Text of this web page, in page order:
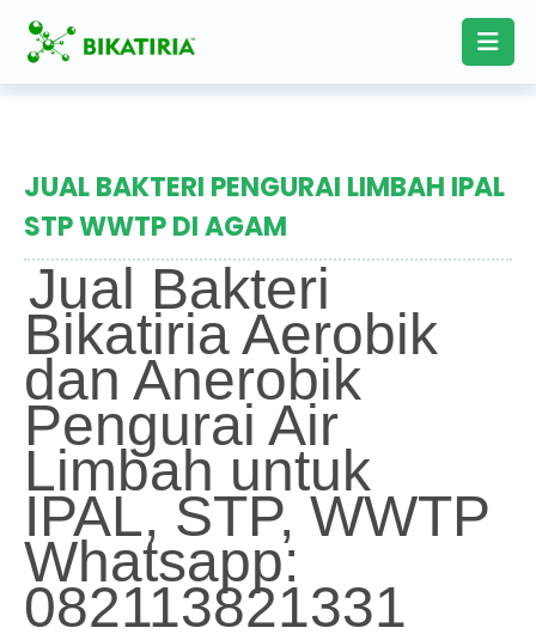
JUAL BAKTERI PENGURAI LIMBAH IPAL
STP WWTP DI AGAM
Jual Bakteri
Bikatiria Aerobik
dan Anerobik
Pengurai Air
Limbah untuk
IPAL, STP, WWTP
Whatsapp:
082113821331